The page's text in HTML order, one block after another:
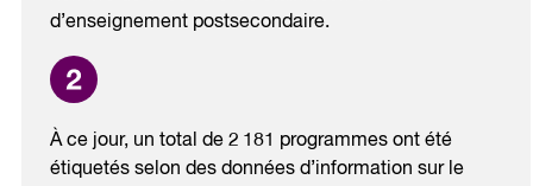
d’enseignement postsecondaire.
À ce jour, un total de 2 181 programmes ont été
étiquetés selon des données d’information sur le